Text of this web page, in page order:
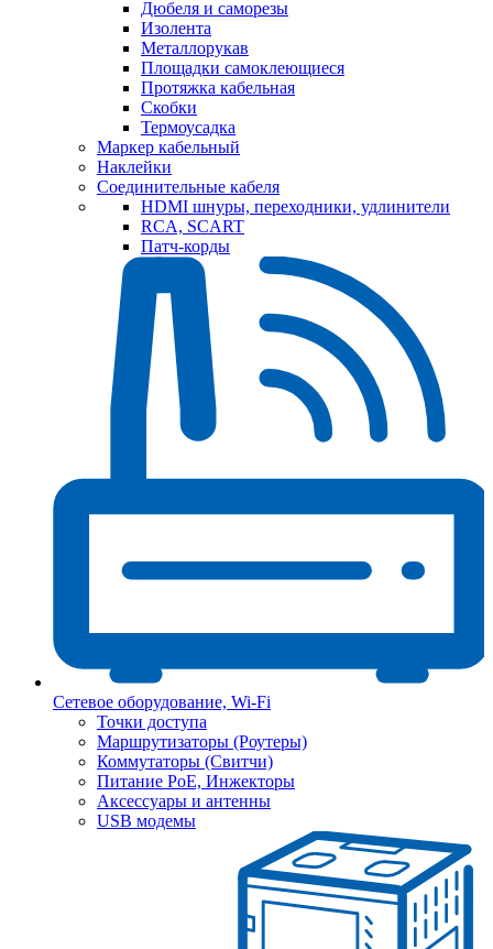
Дюбеля и саморезы
Изолента
Металлорукав
Площадки самоклеющиеся
Протяжка кабельная
Скобки
Термоусадка
Маркер кабельный
Наклейки
Соединительные кабеля
HDMI шнуры, переходники, удлинители
RCA, SCART
Патч-корды
Сетевое оборудование, Wi-Fi
Точки доступа
Маршрутизаторы (Роутеры)
Коммутаторы (Свитчи)
Питание PoE, Инжекторы
Аксессуары и антенны
USB модемы